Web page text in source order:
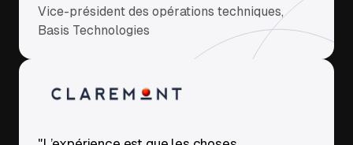
Vice-président des opérations techniques,
Basis Technologies